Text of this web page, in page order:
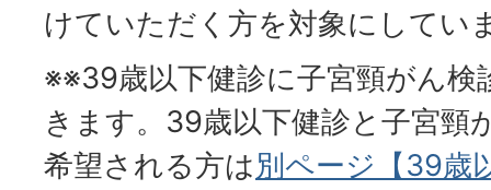
けていただく方を対象にしてい
※※39歳以下健診に子宮頸がん検
きます。39歳以下健診と子宮頸
希望される方は別ページ【39歳